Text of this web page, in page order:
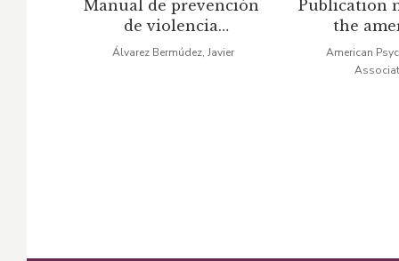
Manual de prevención
de violencia
intrafamiliar
precio
original
precio
actual
Álvarez Bermúdez, Javier
Publication
the
American